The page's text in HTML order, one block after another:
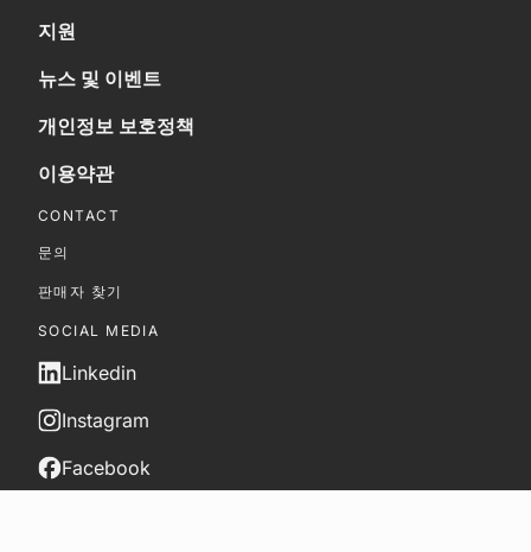
지원
뉴스 및 이벤트
개인정보 보호정책
이용약관
CONTACT
문의
판매자 찾기
SOCIAL MEDIA
Linkedin
Instagram
Facebook